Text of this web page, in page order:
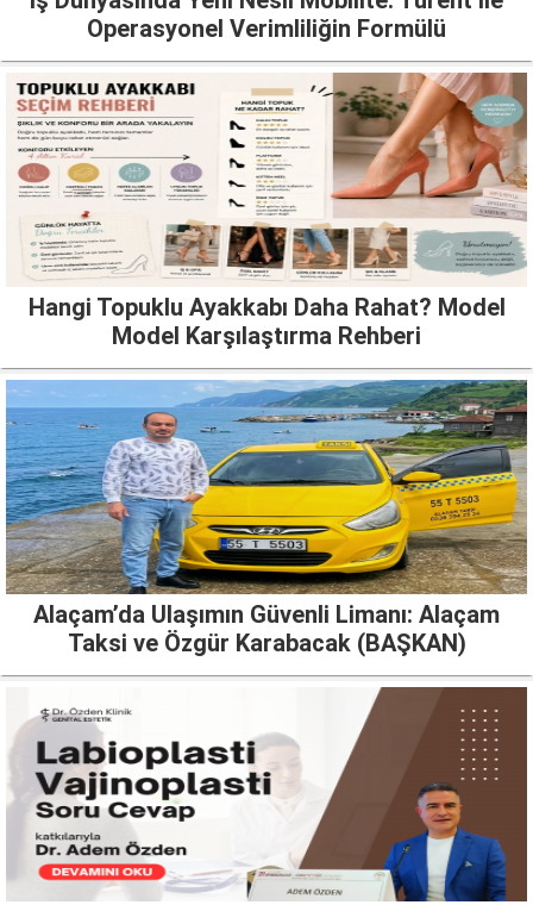
Operasyonel Verimliliğin Formülü
Hangi Topuklu Ayakkabı Daha Rahat? Model
Model Karşılaştırma Rehberi
Alaçam’da Ulaşımın Güvenli Limanı: Alaçam
Taksi ve Özgür Karabacak (BAŞKAN)